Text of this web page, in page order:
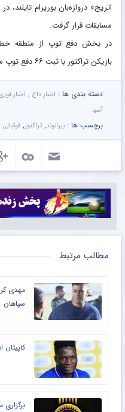
اتریج» دروازه‌بان بوریرام تایلند،
مسابقات قرار گرفت.
بازیکن تراکتور با ثبت ۶۶ دفع توپ موفق شد در رده سوم قرار گرفت.
دسته بندی ها : اخبار داغ , اخبار
آسیا
برچسب ها : بیرانوند, تراکتور, فوتبال,
مطالب مرتبط
مهدی
سپاهان